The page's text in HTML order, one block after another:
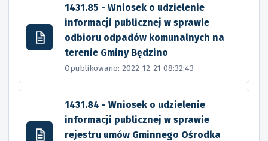
1431.85 - Wniosek o udzielenie
informacji publicznej w sprawie
odbioru odpadów komunalnych na
terenie Gminy Będzino
Opublikowano: 2022-12-21 08:32:43
1431.84 - Wniosek o udzielenie
informacji publicznej w sprawie
rejestru umów Gminnego Ośrodka